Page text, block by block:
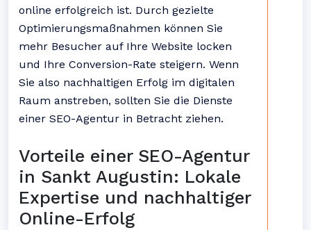
online erfolgreich ist. Durch gezielte
Optimierungsmaßnahmen können Sie
mehr Besucher auf Ihre Website locken
und Ihre Conversion-Rate steigern. Wenn
Sie also nachhaltigen Erfolg im digitalen
Raum anstreben, sollten Sie die Dienste
einer SEO-Agentur in Betracht ziehen.
Vorteile einer SEO-Agentur
in Sankt Augustin: Lokale
Expertise und nachhaltiger
Online-Erfolg